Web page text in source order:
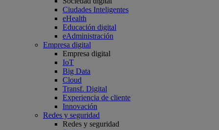
Ciudades Inteligentes
eHealth
Educación digital
eAdministración
Empresa digital
Empresa digital
IoT
Big Data
Cloud
Transf. Digital
Experiencia de cliente
Innovación
Redes y seguridad
Redes y seguridad